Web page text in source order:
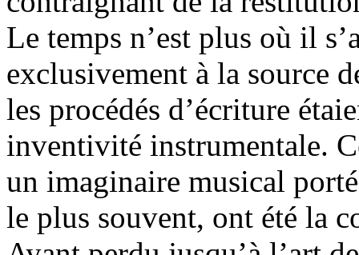
Le temps n’est plus où il
exclusivement à la source
les procédés d’écriture
inventivité instrumentale.
un imaginaire musical
le plus souvent, ont été la